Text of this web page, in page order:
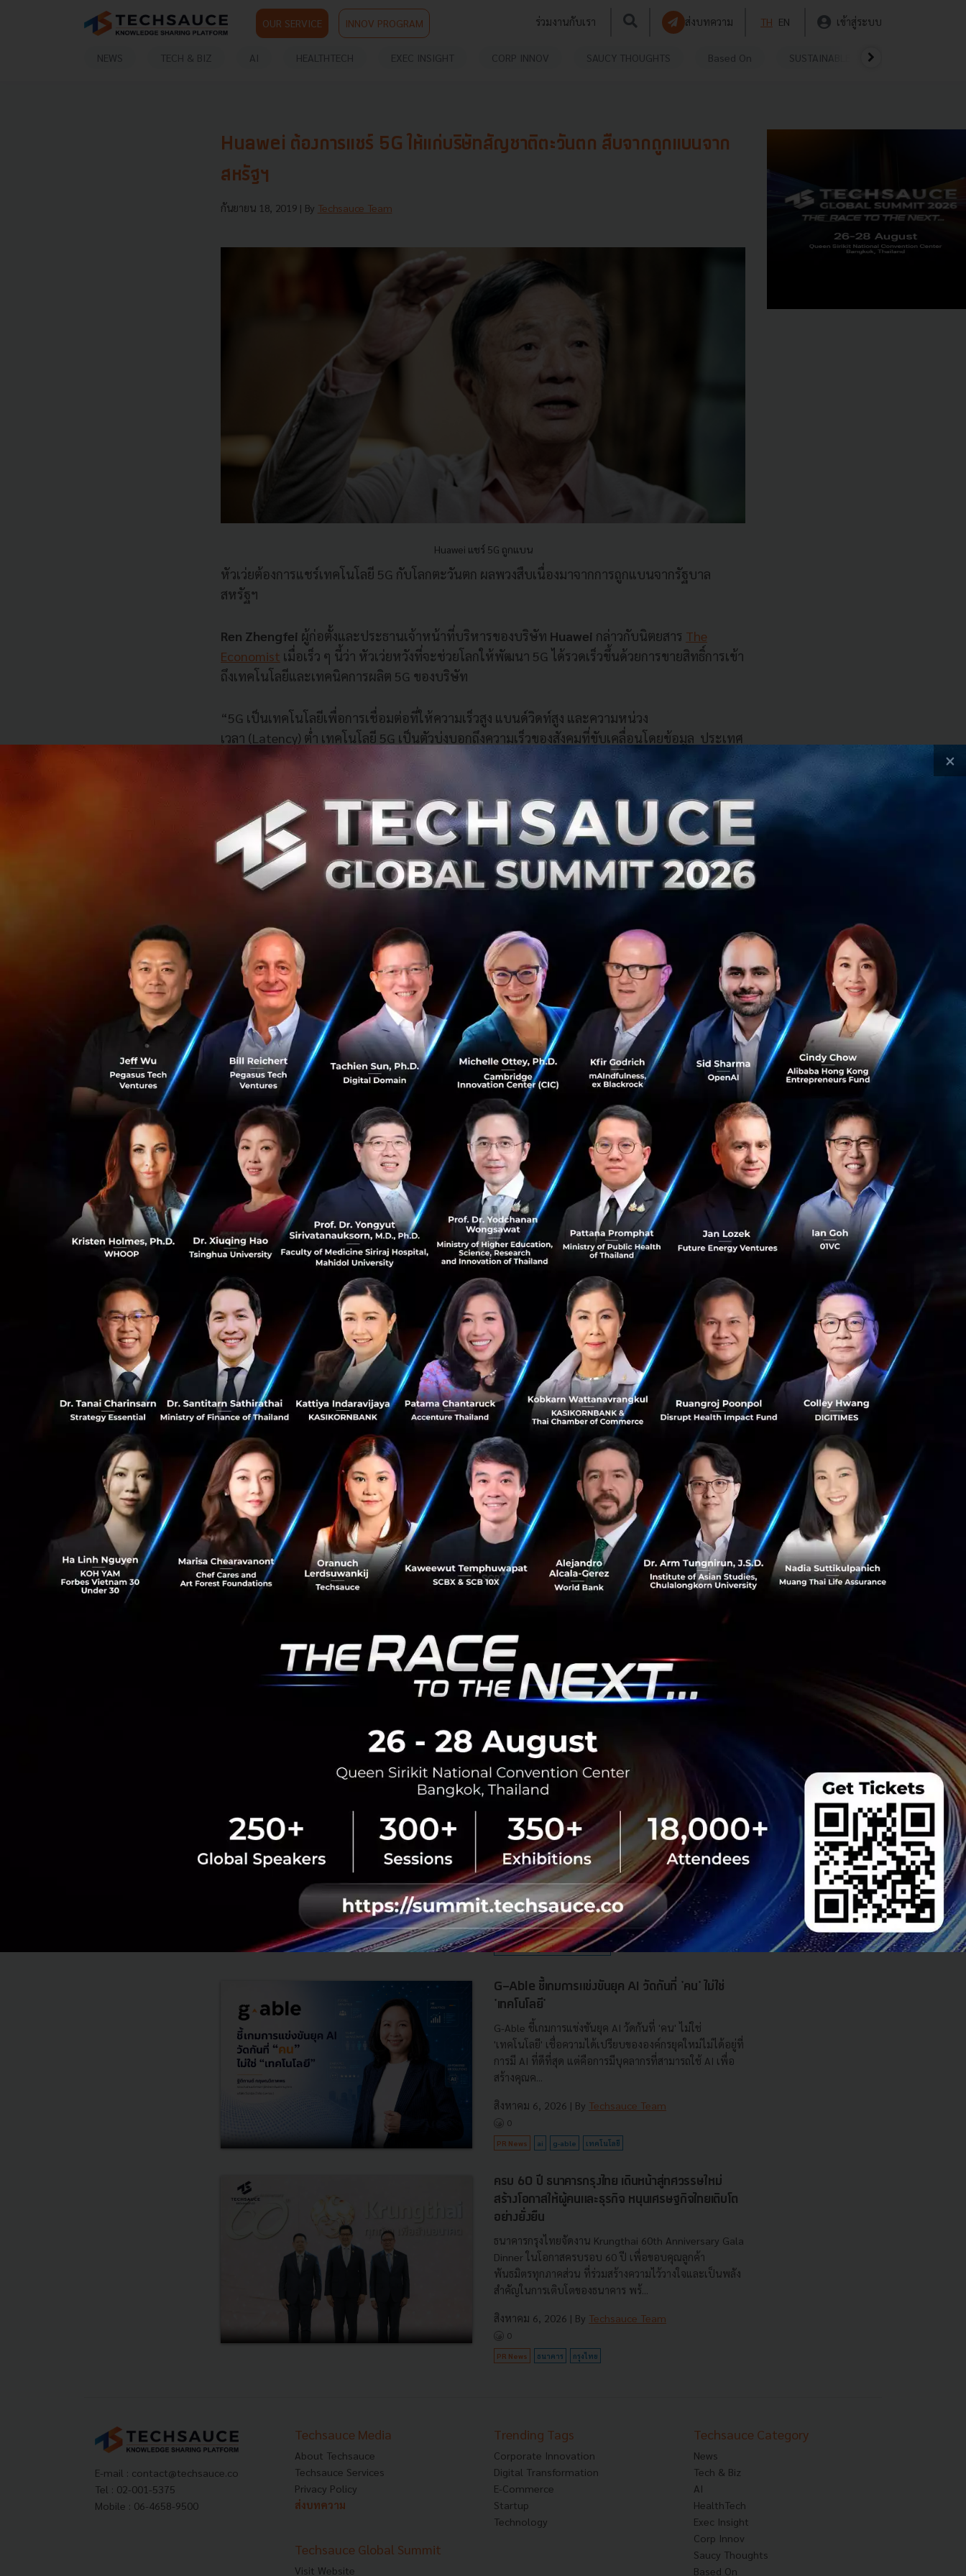
OUR SERVICE INNOV PROGRAM ร่วมงานกับเรา ส่งบทความ TH EN เข้าสู่ระบบ
NEWS TECH & BIZ AI HEALTHTECH EXEC INSIGHT CORP INNOV SAUCY THOUGHTS Based On SUSTAINABLE
0
32
Huawei ต้องการแชร์ 5G ให้แก่บริษัทสัญชาติตะวันตก สืบจากถูกแบนจาก
สหรัฐฯ
กันยายน 18, 2019 | By Techsauce Team
Huawei แชร์ 5G ถูกแบน
หัวเว่ยต้องการแชร์เทคโนโลยี 5G กับโลกตะวันตก ผลพวงสืบเนื่องมาจากการถูกแบนจากรัฐบาล
สหรัฐฯ
Ren Zhengfei ผู้ก่อตั้งและประธานเจ้าหน้าที่บริหารของบริษัท Huawei กล่าวกับนิตยสาร The
Economist เมื่อเร็ว ๆ นี้ว่า หัวเว่ยหวังที่จะช่วยโลกให้พัฒนา 5G ได้รวดเร็วขึ้นด้วยการขายสิทธิ์การเข้า
ถึงเทคโนโลยีและเทคนิคการผลิต 5G ของบริษัท
“5G เป็นเทคโนโลยีเพื่อการเชื่อมต่อที่ให้ความเร็วสูง แบนด์วิดท์สูง และความหน่วง
เวลา (Latency) ต่ำ เทคโนโลยี 5G เป็นตัวบ่งบอกถึงความเร็วของสังคมที่ขับเคลื่อนโดยข้อมูล ประเทศ
ที่มีความเร็วจะก้าวไปข้างหน้าได้เร็วกว่า”
“เราอยากช่วยเพิ่มความเร็วในการพัฒนาเทคโนโลยีของประเทศตะวันตก ดังนั้นเรากำลังคิดที่จะขาย
ใบอนุญาตในการเข้าถึงเทคโนโลยี 5G ของเราทั้งหมดเพื่อช่วยให้กระบวนการพัฒนานี้ทำได้ง่ายขึ้น”
ด้วยการจ่ายค่าใบอนุญาตเพียงครั้งเดียว ผู้ซื้อจะสามารถเข้าถึงข้อมูลทั้งหมด อันได้แก่ สิทธิบัตร ใบ
อนุญาต โค้ด และบลูปรินท์ทางเทคนิคของ 5G ของบริษัท โดยบริษัทที่ซื้อ 5G ของหัวเว่ยไปสามารถ
“ความปรารถนาของเรา คือการให้บริการแก่มวลมนุษยชาติและไปให้ถึงจุดสุดยอดทางด้าน
วิทยาศาสตร์ การทำงานร่วมกันเป็นค่านิยมที่เรายึดมั่นมาตลอด เราจึงยินดีที่จะขายใบอนุญาตสำหรับ
อุปกรณ์ของเราให้แก่ประเทศตะวันตก” มร. เหริน กล่าว
“การส่งต่อเทคโนโลยี 5G ให้บริษัทอื่นไม่ได้แปลว่าเราจะหยุดพัฒนาเทคโนโลยีของเรา แต่
หมายความว่าเงินก้อนที่เราได้จากการขายเทคโนโลยีจะช่วยให้เราก้าวไปข้างหน้าได้ไกลขึ้น”
อีกทั้ง Ren Zhengfei ยังแสดงความมั่นใจในประสิทธิภาพของเทคโนโลยีขั้นกว่าอย่าง 6G ที่หัวเว่ยกำลัง
พัฒนาอยู่ “ผมคิดว่าหัวเว่ยจะเป็นผู้นำในการวิจัย 6G แต่เราคิดว่าการใช้งาน 6G ในเชิงพาณิชย์จะต้อง
ใช้เวลาพัฒนาอีกอย่างน้อย 10 ปี”
ผู้ก่อตั้งหัวเว่ยกล่าวว่าเทคโนโลยี 5G ไม่ควรถูกนำไปโยงกับการเมืองหรือถูกมองว่าเป็นสิ่งที่
อันตราย ประเทศต่าง ๆ ควรทำการตัดสินใจเกี่ยวกับ 5G โดยคำนึงถึงการพัฒนา มากกว่าวาระทางการ
เมือง “หากเราส่งต่อเทคโนโลยีของเราให้แก่สหรัฐฯ พวกเขาก็สามารถแก้ไขโค้ดเองได้ ไม่ว่าหัวเว่ย
หรือใครก็ตามจะไม่สามารถเข้าถึงเทคโนโลยีเหล่านี้ได้อีกต่อไป สหรัฐฯ จะได้มี 5G ที่เป็นอิสระ ความ
ปลอดภัยจะไม่เป็นปัญหาอีกต่อไปตราบเท่าที่สหรัฐฯ สามารถจัดการบริษัทของตนเองได้อย่างไร้ข้อ
บกพร่อง เช่นนั้นแล้ว มันก็จะไม่ใช่เรื่องเราขาย 5G ในสหรัฐฯ อีกต่อไป แต่สหรัฐฯ จะได้ขาย 5G ใน
ประเทศของตนเอง”
Huawei ถูกแบน : ย้อนลำดับเหตุการณ์ฉบับเต็ม พร้อมเหตุผลและผลกระทบ
“สำหรับหัวเว่ย ความปลอดภัยในโลกไซเบอร์และการปกป้องความเป็นส่วนตัวเป็นสองสิ่งที่เราให้
ความสำคัญสูงสุด หัวเว่ยมุ่งมั่นปฏิบัติตามข้อบังคับของกฎหมายคุ้มครองข้อมูลส่วนบุคคลของสหภาพ
ยุโรป (General Data Protection Regulation: GDPR) ในทุกขั้นตอนของการดำเนินธุรกิจ เรากำลังทุ่ม
งบมหาศาลไปกับการอัปเกรดเครือข่ายที่มีอยู่ พร้อม ๆ ไปกับสร้างเครือข่ายใหม่” Ren Zhengfei กล่าว
“ตลอดเวลากว่า 30 ปีที่ผ่านมา หัวเว่ยได้ให้บริการเครือข่ายครอบคลุมกว่า 170 ประเทศ รองรับผู้ใช้
งานกว่า 3 พันล้านคนทั่วโลก เรามีสถิติด้านความปลอดภัยที่พิสูจน์ได้ และจริง ๆ แล้ว เราไม่เคยมีเหตุ
ขัดข้องด้านความปลอดภัยครั้งใหญ่เลยแม้แต่ครั้งเดียว ผมคิดว่าผลงานที่ปรากฏอยู่จะเป็นตัวพิสูจน์
เอง”
PR News 5G
No comment
SIX Network และ Techsauce สานต่อความร่วม
มือปีที่ 4 นำ NFT Treasure Hunt Season 4 ยก
ระดับประสบการณ์ดิจิทัลใน Techsauce Global
Summit 2026
SIX Network ผนึกกำลังกับ Techsauce อีกครั้งในงาน
Techsauce Global Summit 2026 ภายใต้ธีม "The Race
to The Next…" จัดขึ้นระหว่างวันที่ 26-28 สิงหาคม 2026
ณ ศูนย์การประชุมแห่งชาติสิริ...
สิงหาคม 6, 2026 | ByTechsauce Team
0
PR News six-network nft-treasure-hunt
techsauce-global-summit-2026
G-Able ชี้เกมการแข่งขันยุค AI วัดกันที่ 'คน' ไม่ใช่
'เทคโนโลยี'
G-Able ชี้เกมการแข่งขันยุค AI วัดกันที่ 'คน' ไม่ใช่
'เทคโนโลยี' เชื่อความได้เปรียบขององค์กรยุคใหม่ไม่ได้อยู่ที่
การมี AI ที่ดีที่สุด แต่คือการมีบุคลากรที่สามารถใช้ AI เพื่อ
สร้างคุณค...
สิงหาคม 6, 2026 | By Techsauce Team
0
PR News ai g-able เทคโนโลยี
ครบ 60 ปี ธนาคารกรุงไทย เดินหน้าสู่ทศวรรษใหม่
สร้างโอกาสให้ผู้คนและธุรกิจ หนุนเศรษฐกิจไทยเติบโต
อย่างยั่งยืน
ธนาคารกรุงไทยจัดงาน Krungthai 60th Anniversary Gala
Dinner ในโอกาสครบรอบ 60 ปี เพื่อขอบคุณลูกค้า
พันธมิตรทุกภาคส่วน ที่ร่วมสร้างความไว้วางใจและเป็นพลัง
สำคัญในการเติบโตของธนาคาร พร้...
สิงหาคม 6, 2026 | By Techsauce Team
0
PR News ธนาคาร กรุงไทย
E-mail : contact@techsauce.co
Tel : 02-001-5375
Mobile : 06-4658-9500
Techsauce Media
About Techsauce
Techsauce Services
Privacy Policy
ส่งบทความ
Techsauce Global Summit
Visit Website
Trending Tags
Corporate Innovation
Digital Transformation
E-Commerce
Startup
Technology
Techsauce Category
News
Tech & Biz
AI
HealthTech
Exec Insight
Corp Innov
Saucy Thoughts
Based On
×